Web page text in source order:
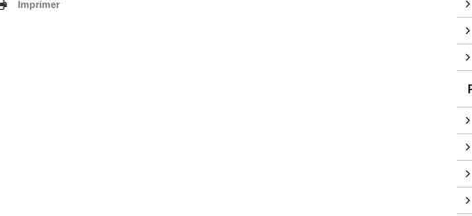
Imprimer